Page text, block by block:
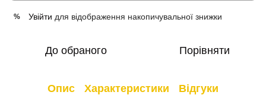
% Увійти для відображення накопичувальної знижки
До обраного Порівняти
Опис Характеристики Відгуки